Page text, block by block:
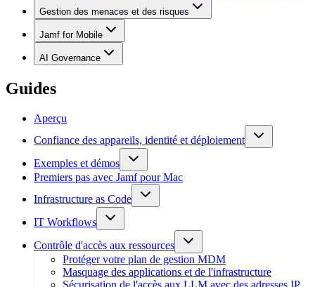
Gestion des menaces et des risques
Jamf for Mobile
AI Governance
Guides
Aperçu
Confiance des appareils, identité et déploiement
Exemples et démos
Premiers pas avec Jamf pour Mac
Infrastructure as Code
IT Workflows
Contrôle d'accès aux ressources
Protéger votre plan de gestion MDM
Masquage des applications et de l'infrastructure
Sécurisation de l'accès aux LLM avec des adresses IP